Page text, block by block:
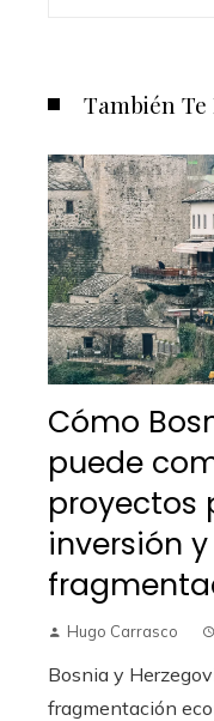
También
Cómo
puede
proyectos
inversión
Hugo Carrasco
Bosnia y
fragmentación